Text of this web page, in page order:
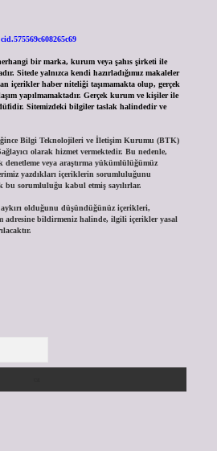
bir marka, kurum veya şahıs şirketi ile
Sitede yalnızca kendi hazırladığımız makaleler
içerikler haber niteliği taşımamakta olup, gerçek
yapılmamaktadır. Gerçek kurum ve kişiler ile
Sitemizdeki bilgiler taslak halindedir ve
Bilgi Teknolojileri ve İletişim Kurumu (BTK)
olarak hizmet vermektedir. Bu nedenle,
veya araştırma yükümlülüğümüz
yazdıkları içeriklerin sorumluluğunu
bu sorumluluğu kabul etmiş sayılırlar.
olduğunu düşündüğünüz içerikleri,
adresine bildirmeniz halinde, ilgili içerikler yasal